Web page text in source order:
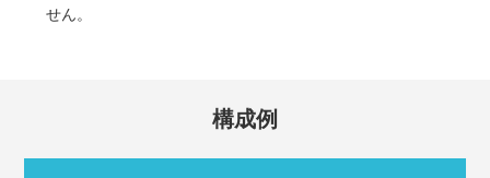
せん。
構成例